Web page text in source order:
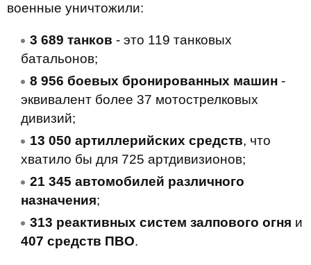
военные уничтожили:
3 689 танков - это 119 танковых
батальонов;
8 956 боевых бронированных машин -
эквивалент более 37 мотострелковых
дивизий;
13 050 артиллерийских средств, что
хватило бы для 725 артдивизионов;
21 345 автомобилей различного
назначения;
313 реактивных систем залпового огня и
407 средств ПВО.